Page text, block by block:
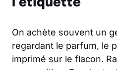
On achète souvent un
regardant le parfum, le
imprimé sur le flacon.